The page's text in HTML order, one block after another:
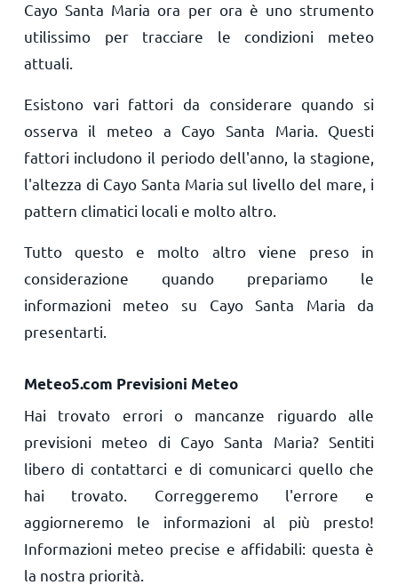
Cayo Santa Maria ora per ora è uno strumento
utilissimo per tracciare le condizioni meteo
attuali.
Esistono vari fattori da considerare quando si
osserva il meteo a Cayo Santa Maria. Questi
fattori includono il periodo dell'anno, la stagione,
l'altezza di Cayo Santa Maria sul livello del mare, i
pattern climatici locali e molto altro.
Tutto questo e molto altro viene preso in
considerazione quando prepariamo le
informazioni meteo su Cayo Santa Maria da
presentarti.
Meteo5.com Previsioni Meteo
Hai trovato errori o mancanze riguardo alle
previsioni meteo di Cayo Santa Maria? Sentiti
libero di contattarci e di comunicarci quello che
hai trovato. Correggeremo l'errore e
aggiorneremo le informazioni al più presto!
Informazioni meteo precise e affidabili: questa è
la nostra priorità.